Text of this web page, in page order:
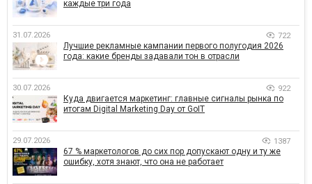
каждые три года
31.07.2026 722
Лучшие рекламные кампании первого полугодия 2026
года: какие бренды задавали тон в отрасли
30.07.2026 922
Куда двигается маркетинг: главные сигналы рынка по
итогам Digital Marketing Day от GoIT
29.07.2026 1387
67 % маркетологов до сих пор допускают одну и ту же
ошибку, хотя знают, что она не работает